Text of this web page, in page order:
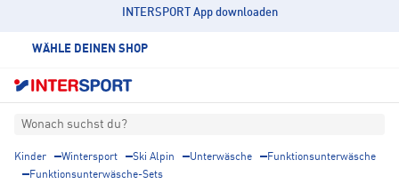
INTERSPORT App downloaden
WÄHLE DEINEN SHOP
Wonach suchst du?
Kinder Wintersport Ski Alpin Unterwäsche
Funktionsunterwäsche
Funktionsunterwäsche-Sets